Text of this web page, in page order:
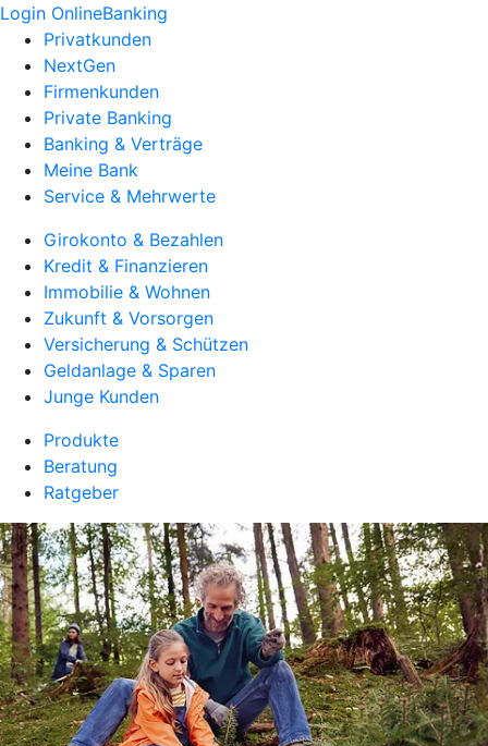
Login OnlineBanking
Privatkunden
NextGen
Firmenkunden
Private Banking
Banking & Verträge
Meine Bank
Service & Mehrwerte
Girokonto & Bezahlen
Kredit & Finanzieren
Immobilie & Wohnen
Zukunft & Vorsorgen
Versicherung & Schützen
Geldanlage & Sparen
Junge Kunden
Produkte
Beratung
Ratgeber